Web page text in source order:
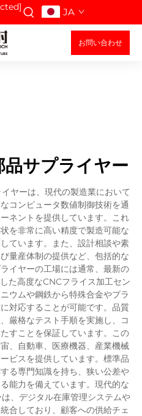
JA
お問い合わせ
サプライヤー
ヤーは、現代の製造業において
コンピュータ数値制御技術を通
ネントを提供しています。これ
を非常に高い精度で製造可能な
ています。また、設計相談や素
量産体制の提供など、包括的な
イヤーの工場には通常、最新の
た高度なCNCフライス加工セン
ウムや鋼鉄から特殊合金やプラ
対応することが可能です。品質
厳格なテスト手順を実施し、コ
すことを保証しています。この
、自動車、医療機器、産業機械
ビスを提供しています。標準品
る専門知識を持ち、狭い公差や
能力を備えています。現代的な
、デジタル在庫管理システムや
合しており、顧客への供給チェ